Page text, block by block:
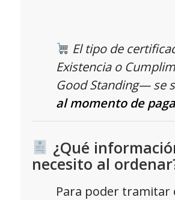
El tipo de
Existencia o
Good Standing— se
al momento de
¿Qué
necesito al
Para poder tramitar